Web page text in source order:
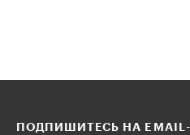
ПОДПИШИТЕСЬ НА